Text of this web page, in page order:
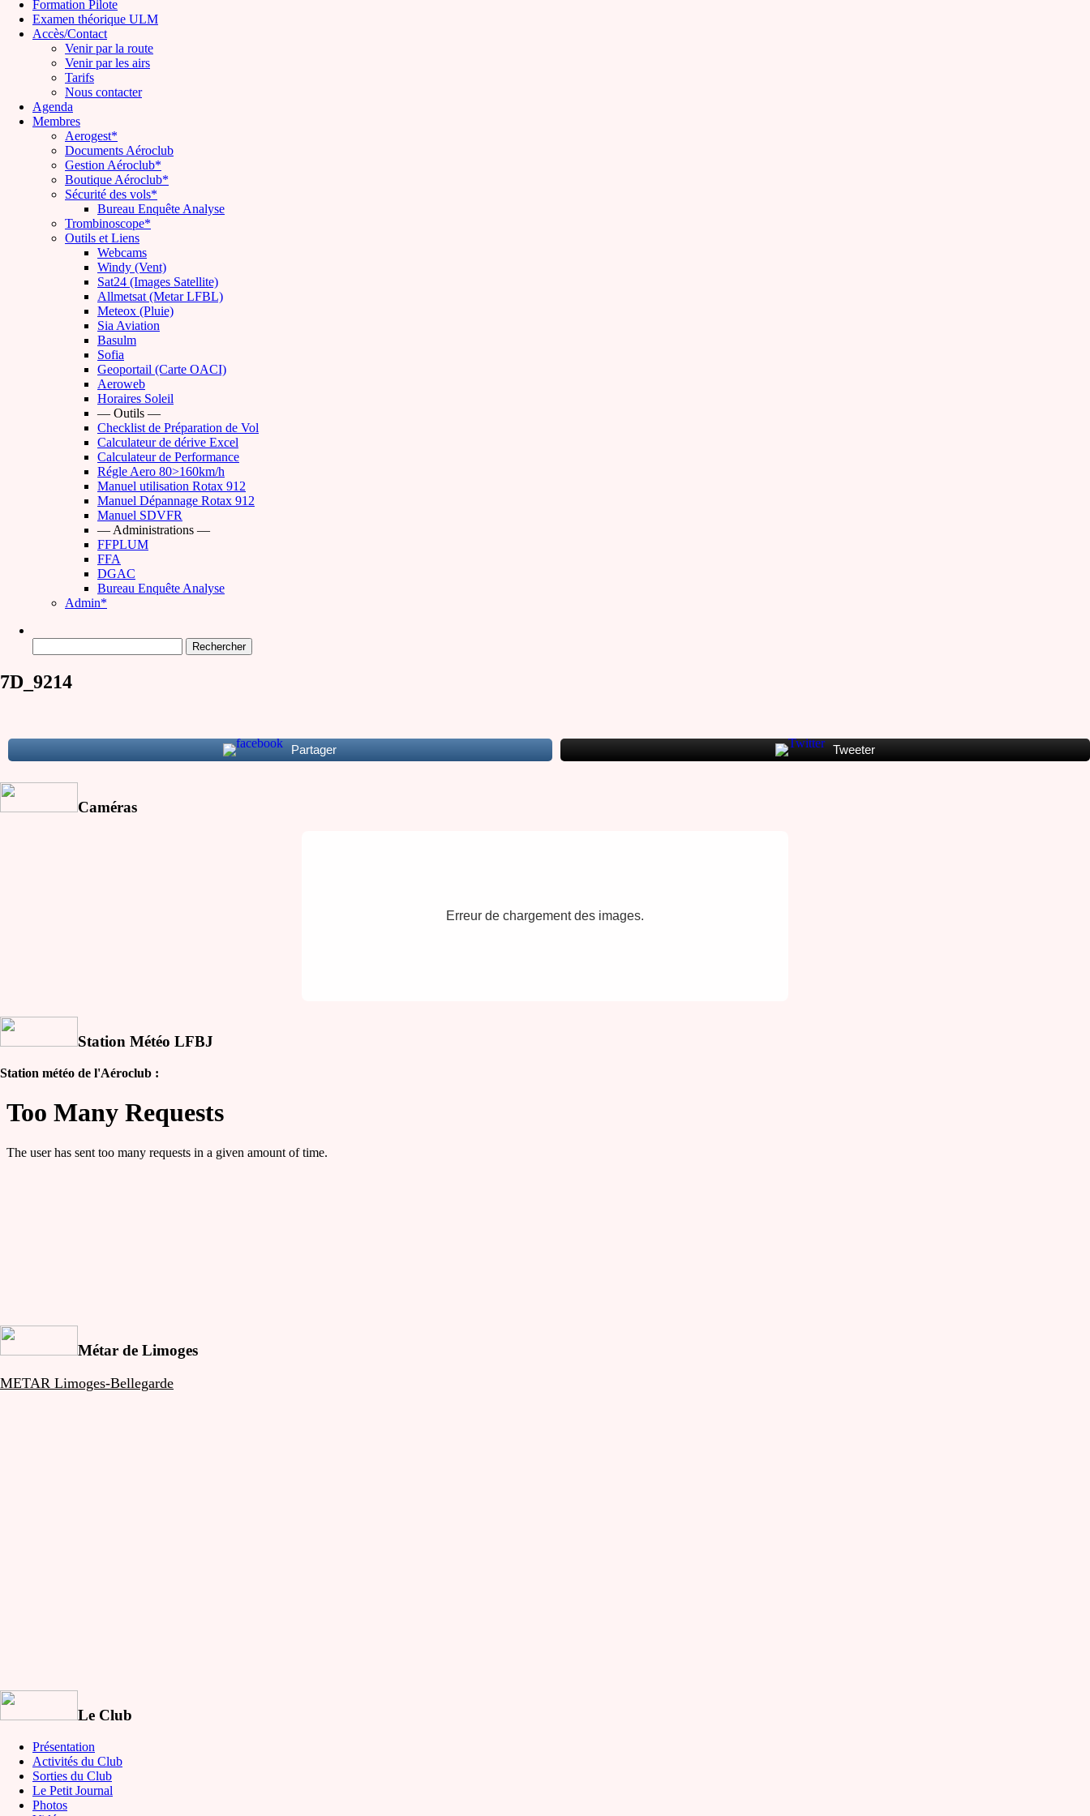
Formation Pilote
Examen théorique ULM
Accès/Contact
Venir par la route
Venir par les airs
Tarifs
Nous contacter
Agenda
Membres
Aerogest*
Documents Aéroclub
Gestion Aéroclub*
Boutique Aéroclub*
Sécurité des vols*
Bureau Enquête Analyse
Trombinoscope*
Outils et Liens
Webcams
Windy (Vent)
Sat24 (Images Satellite)
Allmetsat (Metar LFBL)
Meteox (Pluie)
Sia Aviation
Basulm
Sofia
Geoportail (Carte OACI)
Aeroweb
Horaires Soleil
— Outils —
Checklist de Préparation de Vol
Calculateur de dérive Excel
Calculateur de Performance
Régle Aero 80>160km/h
Manuel utilisation Rotax 912
Manuel Dépannage Rotax 912
Manuel SDVFR
— Administrations —
FFPLUM
FFA
DGAC
Bureau Enquête Analyse
Admin*
7D_9214
Partager Tweeter
Caméras
Erreur de chargement des images.
Station Météo LFBJ
Station météo de l'Aéroclub :
Métar de Limoges
METAR Limoges-Bellegarde
Le Club
Présentation
Activités du Club
Sorties du Club
Le Petit Journal
Photos